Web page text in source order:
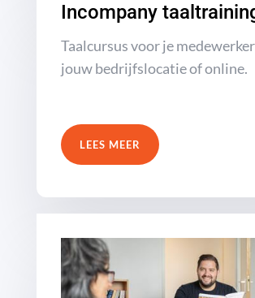
Incompany
Taalcursus voor je
jouw bedrijfslocatie of online.
LEES MEER